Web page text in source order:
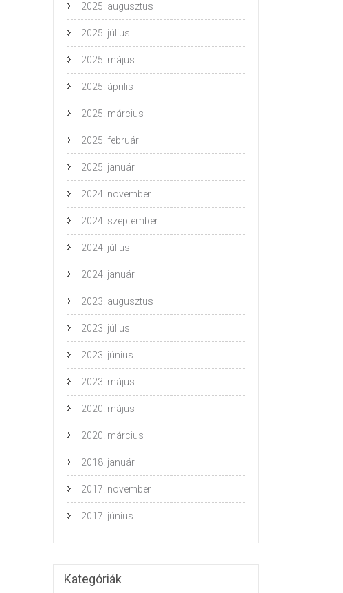
2025. augusztus
2025. július
2025. május
2025. április
2025. március
2025. február
2025. január
2024. november
2024. szeptember
2024. július
2024. január
2023. augusztus
2023. július
2023. június
2023. május
2020. május
2020. március
2018. január
2017. november
2017. június
Kategóriák